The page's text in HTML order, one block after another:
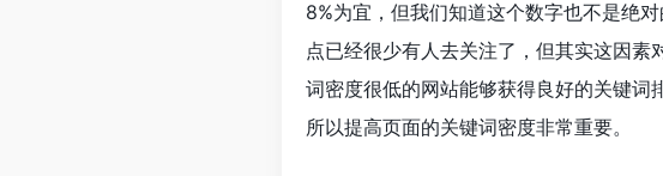
8%为宜，但我们知道这个数字也不是绝
点已经很少有人去关注了，但其实这因
词密度很低的网站能够获得良好的关键词
所以提高页面的关键词密度非常重要。